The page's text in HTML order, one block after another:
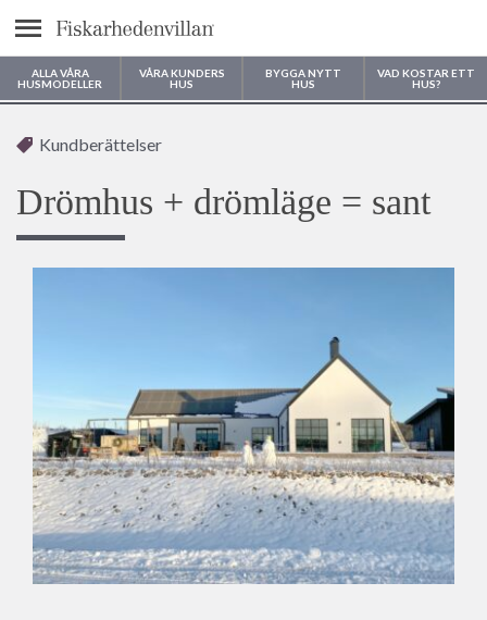
Meny
ALLA VÅRA
HUSMODELLER
VÅRA KUNDERS
HUS
BYGGA NYTT
HUS
VAD KOSTAR ETT
HUS?
Var vill du bygga ditt hus?
Kundberättelser
Drömhus + drömläge = sant